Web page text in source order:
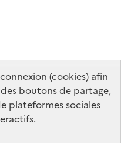
(cookies) afin
boutons de partage,
plateformes sociales
info.gouv.fr